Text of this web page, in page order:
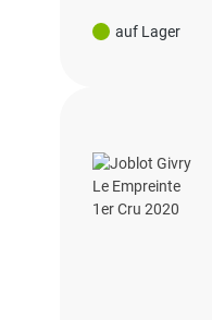
auf Lager